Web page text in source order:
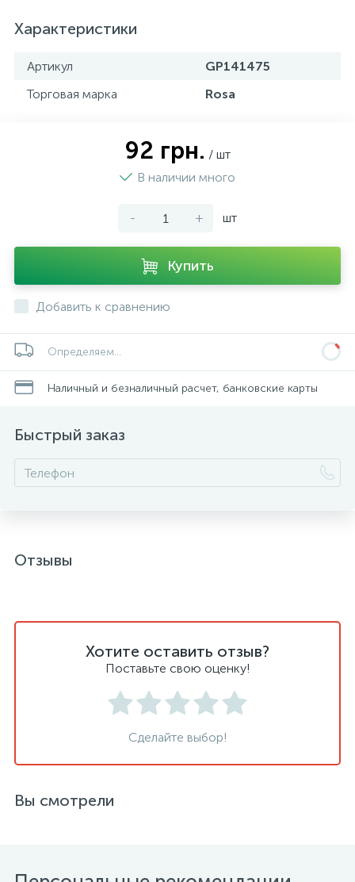
Характеристики
Артикул
GP141475
Торговая марка
Rosa
92 грн. / шт
В наличии много
- + шт
Купить
Добавить к сравнению
Определяем...
Наличный и безналичный расчет, банковские карты
Быстрый заказ
Отзывы
Хотите оставить отзыв?
Поставьте свою оценку!
Сделайте выбор!
Вы смотрели